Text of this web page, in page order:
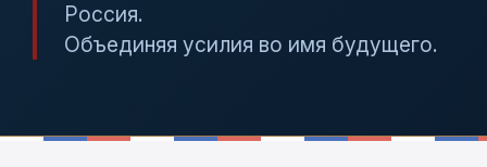
Россия.
Объединяя усилия во имя будущего.